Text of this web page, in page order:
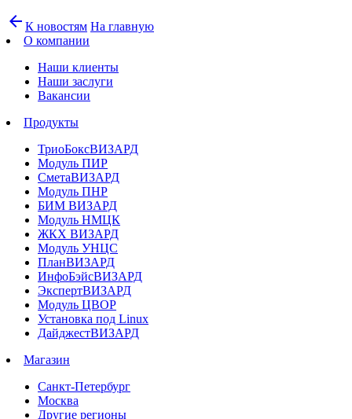
arrow_back К новостям На главную
О компании
Наши клиенты
Наши заслуги
Вакансии
Продукты
ТриоБоксВИЗАРД
Модуль ПИР
СметаВИЗАРД
Модуль ПНР
БИМ ВИЗАРД
Модуль НМЦК
ЖКХ ВИЗАРД
Модуль УНЦС
ПланВИЗАРД
ИнфоБэйсВИЗАРД
ЭкспертВИЗАРД
Модуль ЦВОР
Установка под Linux
ДайджестВИЗАРД
Магазин
Санкт-Петербург
Москва
Другие регионы